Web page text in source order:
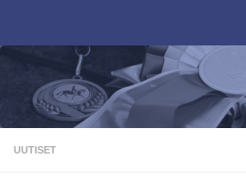
UUTISET